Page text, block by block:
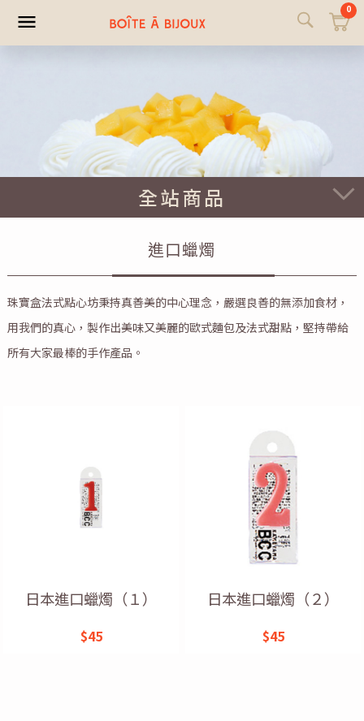
0
全站商品
進口蠟燭
珠寶盒法式點心坊秉持真善美的中心理念，嚴選良善的無添加食材，
用我們的真心，製作出美味又美麗的歐式麵包及法式甜點，堅持帶給
所有大家最棒的手作產品。
日本進口蠟燭（１）
$45
日本進口蠟燭（２）
$45